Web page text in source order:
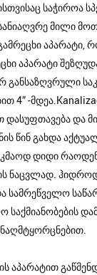
საჭიროა
მილი
აპარატი,
აპარატი
განსაზღვრული
4” -
და
წინ გახდა
დიდი
ნაცვლად.
სამრეწველო
საქმიანობების
ნაღმტყორცნებით.
აპარატით